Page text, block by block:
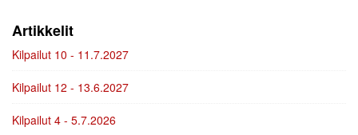
Artikkelit
Kilpailut 10 - 11.7.2027
Kilpailut 12 - 13.6.2027
Kilpailut 4 - 5.7.2026